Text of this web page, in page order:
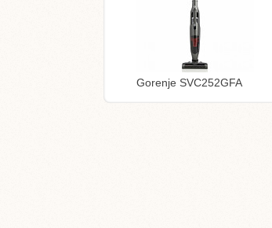
Gorenje SVC252GFA